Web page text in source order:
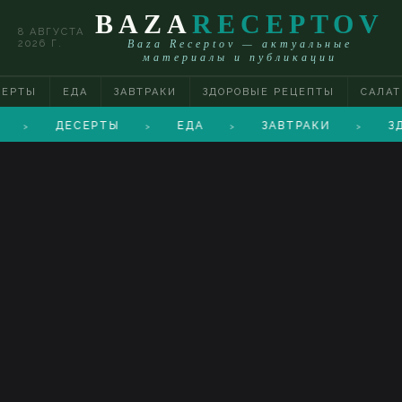
8 АВГУСТА
2026 Г.
BAZA RECEPTOV
Baza Receptov — актуальные
материалы и публикации
ЕДА ЗАВТРАКИ ЗДОРОВЫЕ РЕЦЕПТЫ
> ДЕСЕРТЫ > ЕДА > ЗАВТРАКИ >